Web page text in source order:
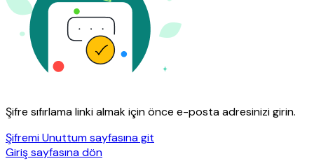
Şifre sıfırlama linki almak için önce e-posta adresinizi girin.
Şifremi Unuttum sayfasına git
Giriş sayfasına dön